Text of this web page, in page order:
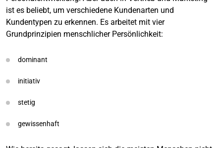
ist es beliebt, um verschiedene Kundenarten und
Kundentypen zu erkennen. Es arbeitet mit vier
Grundprinzipien menschlicher Persönlichkeit:
dominant
initiativ
stetig
gewissenhaft